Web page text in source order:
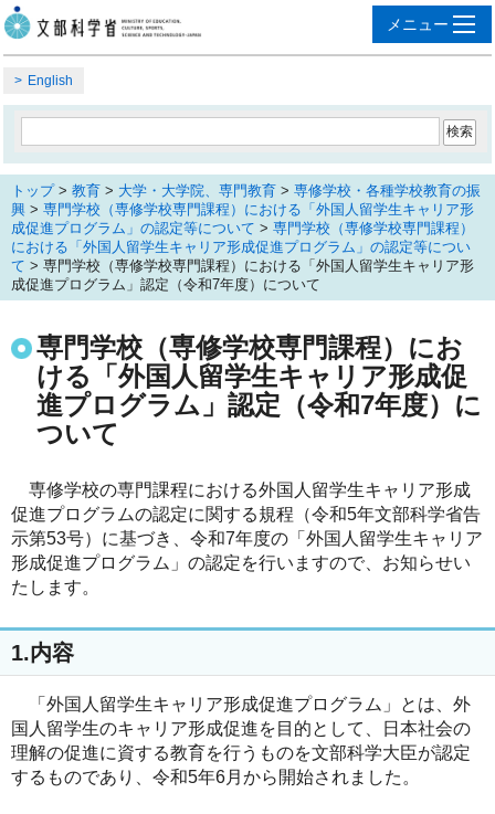
English
トップ> 教育 > 大学・大学院、専門教育 > 専修学校・各種学校教育の振
興 > 専門学校（専修学校専門課程）における「外国人留学生キャリア形
成促進プログラム」の認定等について > 専門学校（専修学校専門課程）
における「外国人留学生キャリア形成促進プログラム」の認定等につい
て > 専門学校（専修学校専門課程）における「外国人留学生キャリア形
成促進プログラム」認定（令和7年度）について
専門学校（専修学校専門課程）にお
ける「外国人留学生キャリア形成促
進プログラム」認定（令和7年度）に
ついて
専修学校の専門課程における外国人留学生キャリア形成
促進プログラムの認定に関する規程（令和5年文部科学省告
示第53号）に基づき、令和7年度の「外国人留学生キャリア
形成促進プログラム」の認定を行いますので、お知らせい
たします。
1.内容
「外国人留学生キャリア形成促進プログラム」とは、外
国人留学生のキャリア形成促進を目的として、日本社会の
理解の促進に資する教育を行うものを文部科学大臣が認定
するものであり、令和5年6月から開始されました。